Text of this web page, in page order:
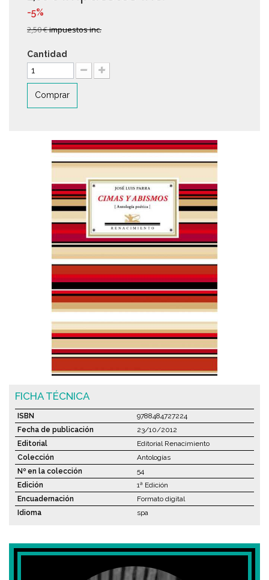
-5%
2,50 €impuestos inc.
Cantidad
Comprar
FICHA TÉCNICA
ISBN
9788484727224
Fecha de publicación
23/10/2012
Editorial
Editorial Renacimiento
Colección
Antologías
Nº en la colección
54
Edición
1ª Edición
Encuadernación
Formato digital
Idioma
spa